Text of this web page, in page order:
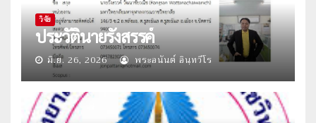
วิจัย
ประวัตินายรังสรรค์
มิ.ย. 26, 2026 พระอนันต์ อินฺทวีโร